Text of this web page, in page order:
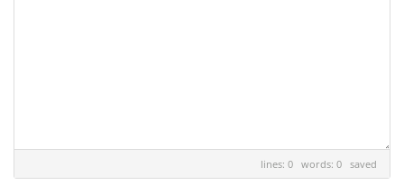
lines: 0 words: 0 saved